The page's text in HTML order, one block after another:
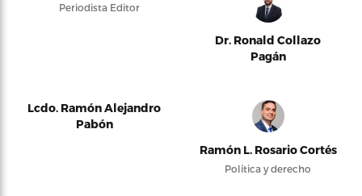
Periodista Editor
Dr. Ronald Collazo
Pagán
Lcdo. Ramón Alejandro
Pabón
Ramón L. Rosario Cortés
Política y derecho